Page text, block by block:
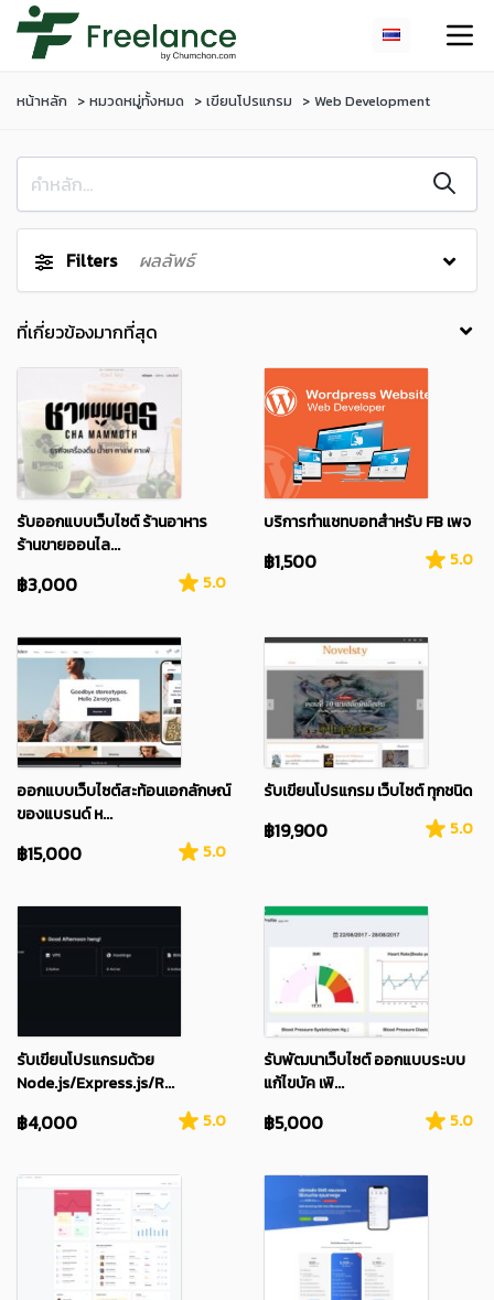
หน้าหลัก หมวดหมู่ทั้งหมด เขียนโปรแกรม Web Development
Filters ผลลัพธ์
รับออกแบบเว็บไซต์ ร้านอาหาร
ร้านขายออนไล...
฿3,000 5.0
บริการทำแชทบอทสำหรับ FB เพจ
฿1,500 5.0
ออกแบบเว็บไซต์สะท้อนเอกลักษณ์
ของแบรนด์ ห...
฿15,000 5.0
รับเขียนโปรแกรม เว็บไซต์ ทุกชนิด
฿19,900 5.0
รับเขียนโปรแกรมด้วย
Node.js/Express.js/R...
฿4,000 5.0
รับพัฒนาเว็บไซต์ ออกแบบระบบ
แก้ไขบัค เพิ...
฿5,000 5.0